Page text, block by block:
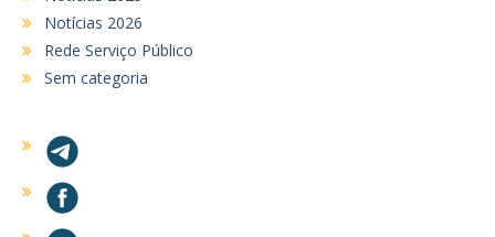
Notícias 2026
Rede Serviço Público
Sem categoria